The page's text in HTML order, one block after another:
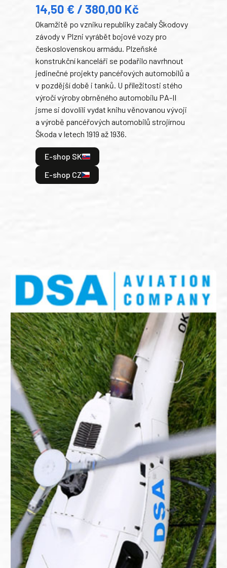
14,50 € / 380,00 Kč
Okamžitě po vzniku republiky začaly Škodovy
závody v Plzni vyrábět bojové vozy pro
československou armádu. Plzeňské
konstrukční kanceláři se podařilo navrhnout
jedinečné projekty pancéřových automobilů a
v pozdější době i tanků. U příležitosti stého
výročí výroby obrněného automobilu PA-II
jsme si dovolili vydat knihu věnovanou vývoji
a výrobě pancéřových automobilů strojírnou
Škoda v letech 1919 až 1936.
E-shop SK
E-shop CZ